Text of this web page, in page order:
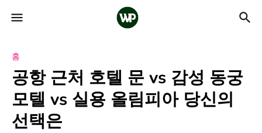
홈
공항 근처 호텔 문 vs 감성 동궁
모텔 vs 실용 올림피아 당신의
선택은